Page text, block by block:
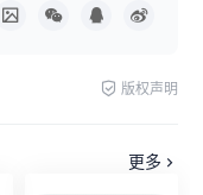
版权声明
更多